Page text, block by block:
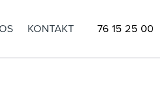
KONTAKT 76 15 25 00